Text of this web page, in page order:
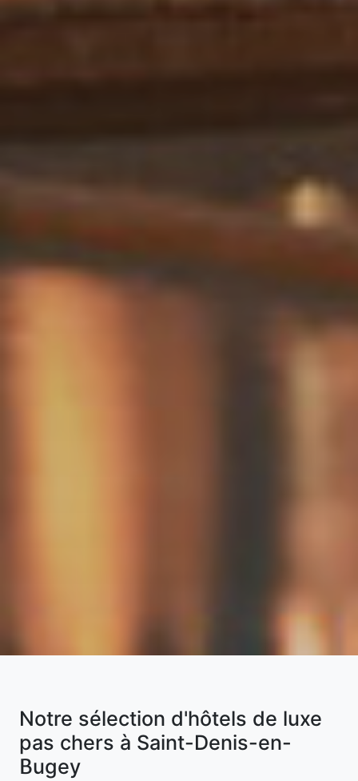
Notre sélection d'hôtels de luxe
pas chers à Saint-Denis-en-
Bugey